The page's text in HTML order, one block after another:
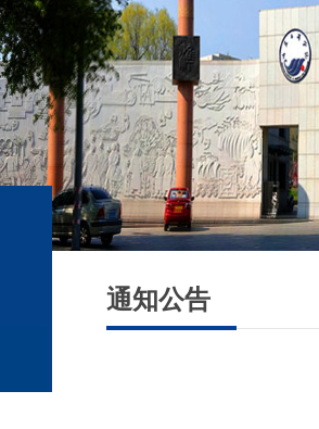
通知公告